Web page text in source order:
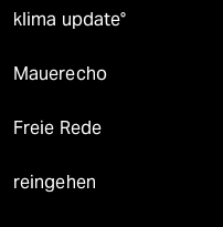
klima update°
Mauerecho
Freie Rede
reingehen